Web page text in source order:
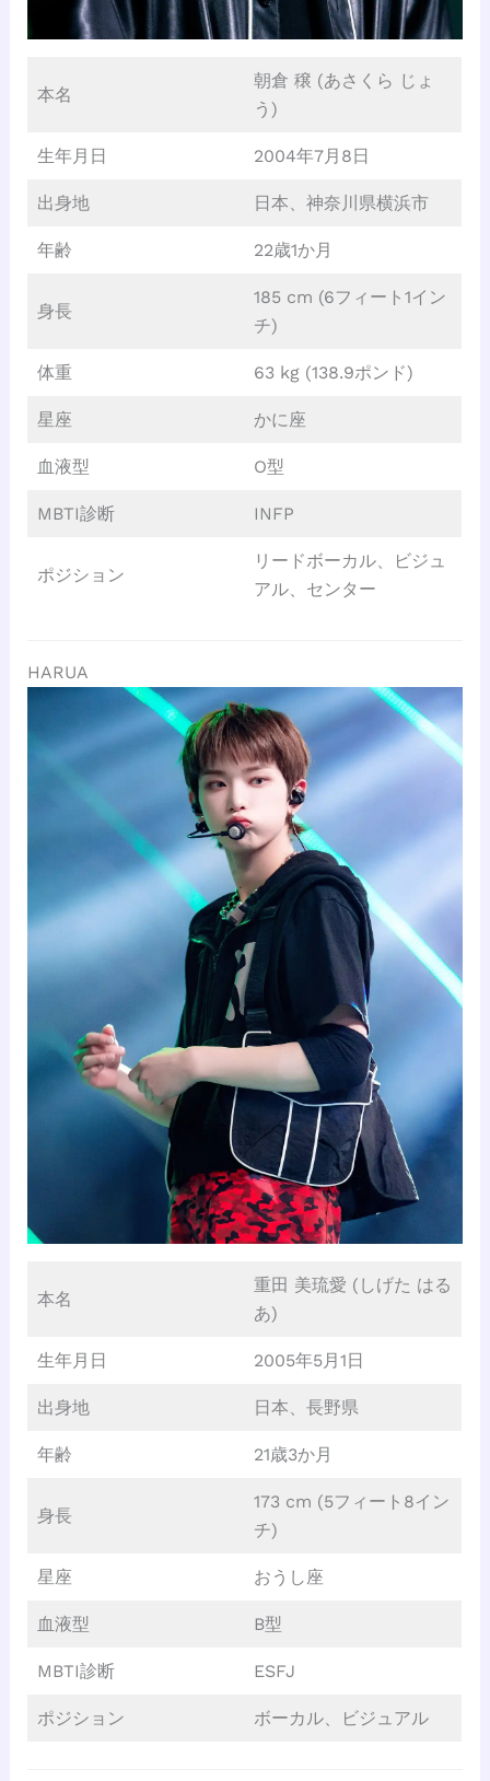
本名
朝倉 穣 (あさくら じょ
う)
生年月日 2004年7月8日
出身地 日本、神奈川県横浜市
年齢 22歳1か月
身長
185 cm (6フィート1イン
チ)
体重 63 kg (138.9ポンド)
星座 かに座
血液型 O型
MBTI診断 INFP
ポジション
リードボーカル、ビジュ
アル、センター
HARUA
本名
重田 美琉愛 (しげた はる
あ)
生年月日 2005年5月1日
出身地 日本、長野県
年齢 21歳3か月
身長
173 cm (5フィート8イン
チ)
星座 おうし座
血液型 B型
MBTI診断 ESFJ
ポジション ボーカル、ビジュアル